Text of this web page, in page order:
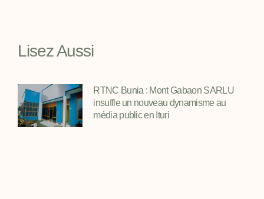
Lisez Aussi
RTNC Bunia : Mont Gabaon SARLU
insuffle un nouveau dynamisme au
média public en Ituri